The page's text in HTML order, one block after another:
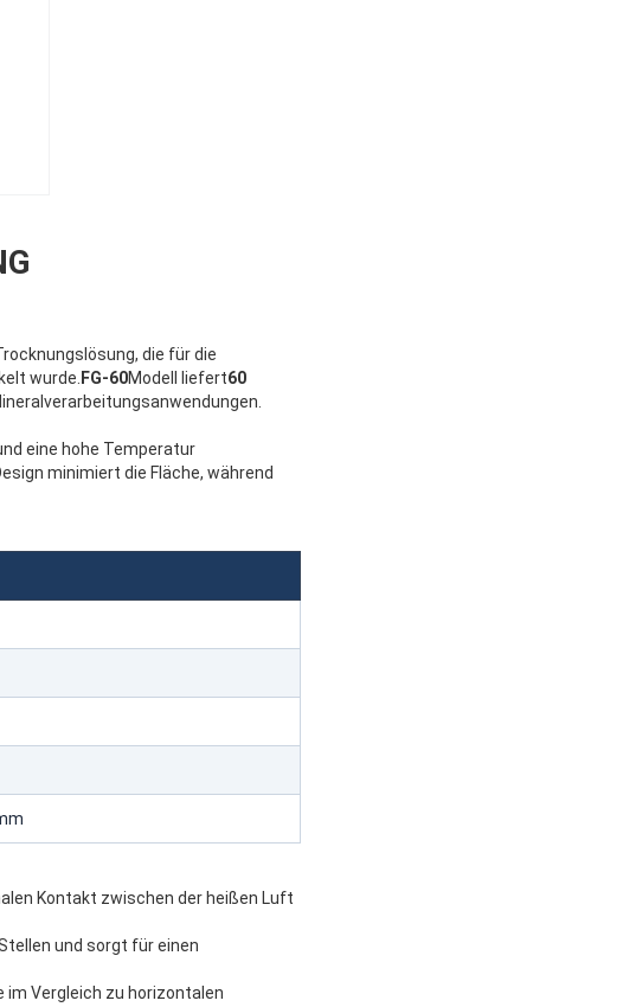
die für die
wurde. FG-60Modell liefert60
eine hohe Temperatur
minimiert die Fläche, während
Kontakt zwischen der heißen Luft
und sorgt für einen
im Vergleich zu horizontalen